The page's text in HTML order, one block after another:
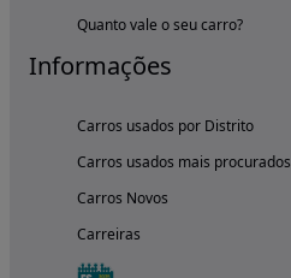
Quanto vale o seu carro?
Informações
Carros usados por Distrito
Carros usados mais procurados
Carros Novos
Carreiras